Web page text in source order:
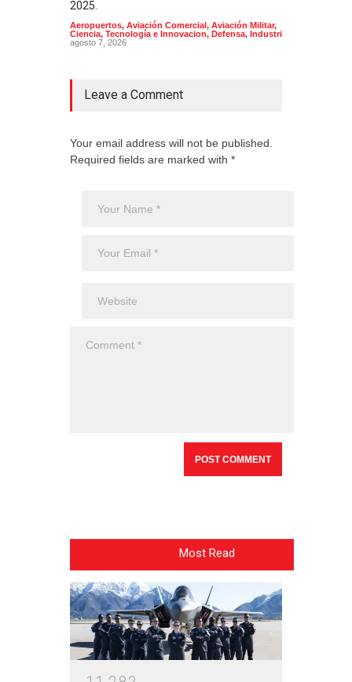
2025.
Aeropuertos, Aviación Comercial , Aviación Militar,
Ciencia, Tecnología e Innovacion, Defensa, Industria
agosto 7, 2026
Leave a Comment
Your email address will not be published.
Required fields are marked with *
Most Read